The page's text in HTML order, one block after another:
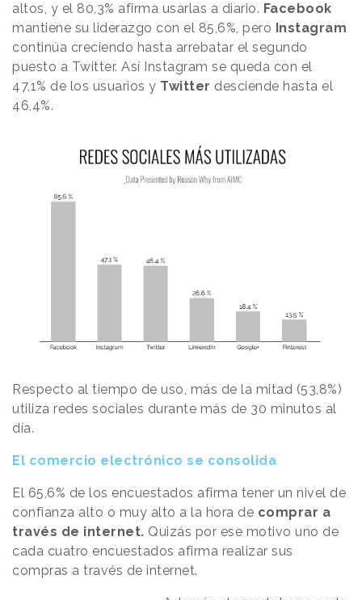
altos, y el 80,3% afirma usarlas a diario. Facebook
mantiene su liderazgo con el 85,6%, pero Instagram
continúa creciendo hasta arrebatar el segundo
puesto a Twitter. Así Instagram se queda con el
47,1% de los usuarios y Twitter desciende hasta el
46,4%.
Respecto al tiempo de uso, más de la mitad (53,8%)
utiliza redes sociales durante más de 30 minutos al
día.
El comercio electrónico se consolida
El 65,6% de los encuestados afirma tener un nivel de
confianza alto o muy alto a la hora de comprar a
través de internet. Quizás por ese motivo uno de
cada cuatro encuestados afirma realizar sus
compras a través de internet.